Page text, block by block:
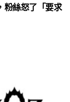
粉絲怒了「要求